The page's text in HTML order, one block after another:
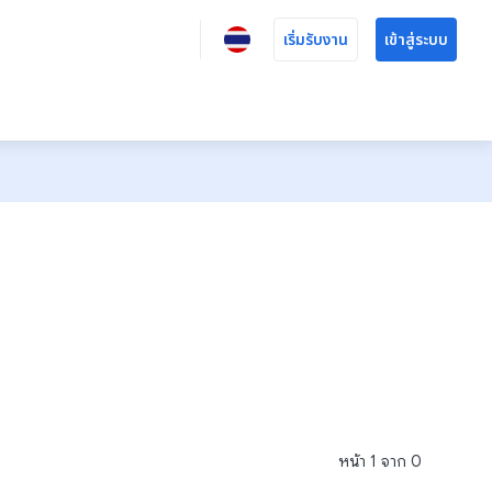
เริ่มรับงาน เข้าสู่ระบบ
หน้า 1 จาก 0